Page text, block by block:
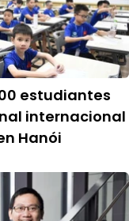
estudiantes
internacional
Hanói